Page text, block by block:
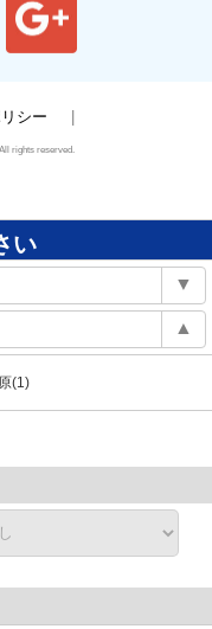
シー
rights reserved.
い
▼
▲
(1)